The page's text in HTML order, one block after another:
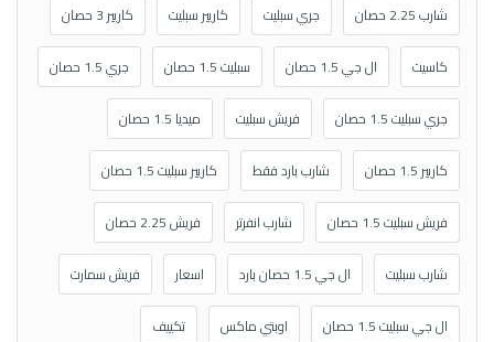
شارب 2.25 حصان جري سبليت كاريير سبليت كاريير 3 حصان
كاسيت ال جي 1.5 حصان سبليت 1.5 حصان جري 1.5 حصان
جري سبليت 1.5 حصان فريش سبليت ميديا 1.5 حصان
كاريير 1.5 حصان شارب بارد فقط كاريير سبليت 1.5 حصان
فريش سبليت 1.5 حصان شارب انفرتر فريش 2.25 حصان
شارب سبليت ال جي 1.5 حصان بارد اسعار فريش سمارت
ال جي سبليت 1.5 حصان اوبتي ماكس تكييف